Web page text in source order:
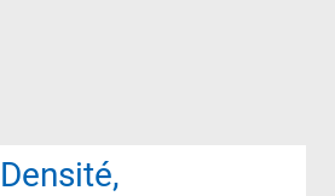
Densité,